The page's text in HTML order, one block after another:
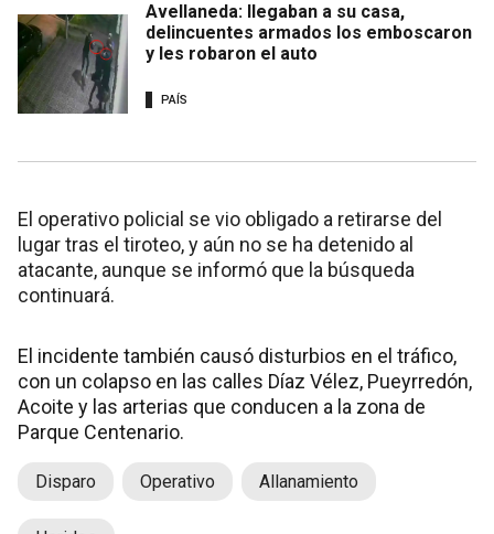
Avellaneda: llegaban a su casa,
delincuentes armados los emboscaron
y les robaron el auto
PAÍS
El operativo policial se vio obligado a retirarse del
lugar tras el tiroteo, y aún no se ha detenido al
atacante, aunque se informó que la búsqueda
continuará.
El incidente también causó disturbios en el tráfico,
con un colapso en las calles Díaz Vélez, Pueyrredón,
Acoite y las arterias que conducen a la zona de
Parque Centenario.
Disparo Operativo Allanamiento